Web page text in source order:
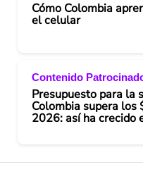
Cómo Colombia
el celular
Contenido
Presupuesto para la
Colombia supera
2026: así ha crecido